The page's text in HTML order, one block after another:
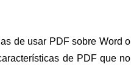
de usar PDF sobre Word o
de PDF que no